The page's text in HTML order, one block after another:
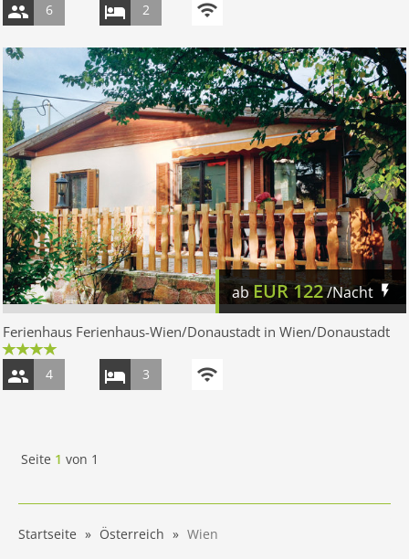
6 2
abEUR122/Nacht
Ferienhaus Ferienhaus-Wien/Donaustadt in Wien/Donaustadt
4 3
Seite 1 von 1
Startseite Österreich Wien